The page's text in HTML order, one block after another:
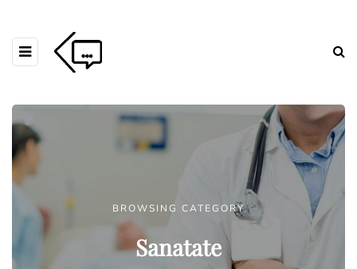
BROWSING CATEGORY
Sanatate